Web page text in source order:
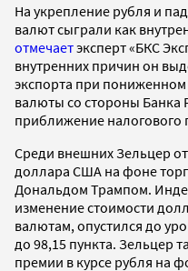
На укрепление рубля и
валют сыграли как
отмечаетэксперт «БКС
внутренних причин он
экспорта при
валюты со стороны Банка
приближение налогового
Среди внешних Зельцер
доллара США на фоне
Дональдом Трампом.
изменение стоимости
валютам, опустился до
до 98,15 пункта. Зельцер
премии в курсе рубля на